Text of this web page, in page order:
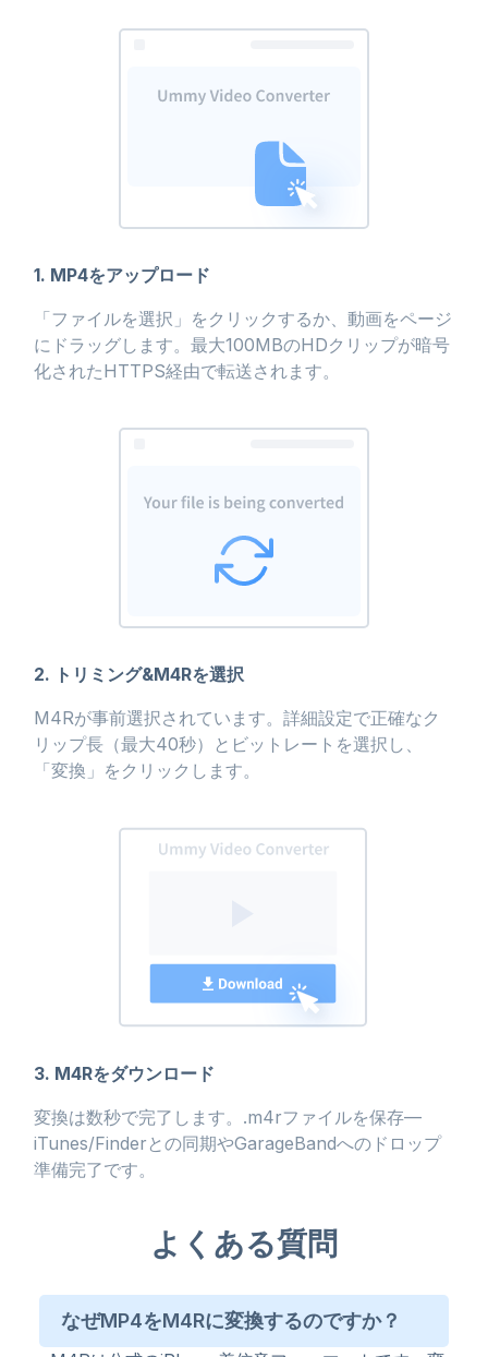
1. MP4をアップロード
「ファイルを選択」をクリックするか、動画をページ
にドラッグします。最大100MBのHDクリップが暗号
化されたHTTPS経由で転送されます。
2. トリミング&M4Rを選択
M4Rが事前選択されています。詳細設定で正確なク
リップ長（最大40秒）とビットレートを選択し、
「変換」をクリックします。
3. M4Rをダウンロード
変換は数秒で完了します。.m4rファイルを保存—
iTunes/Finderとの同期やGarageBandへのドロップ
準備完了です。
よくある質問
なぜMP4をM4Rに変換するのですか？